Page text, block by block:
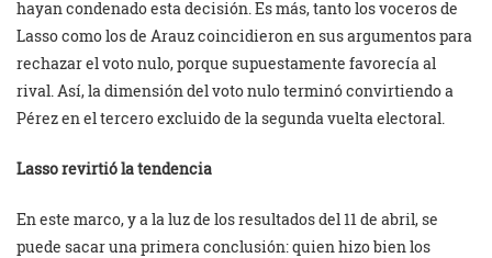
hayan condenado esta decisión. Es más, tanto los voceros de
Lasso como los de Arauz coincidieron en sus argumentos para
rechazar el voto nulo, porque supuestamente favorecía al
rival. Así, la dimensión del voto nulo terminó convirtiendo a
Pérez en el tercero excluido de la segunda vuelta electoral.
Lasso revirtió la tendencia
En este marco, y a la luz de los resultados del 11 de abril, se
puede sacar una primera conclusión: quien hizo bien los